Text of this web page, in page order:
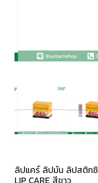
ลิปแคร์ ลิปมัน ลิปสติกชิ